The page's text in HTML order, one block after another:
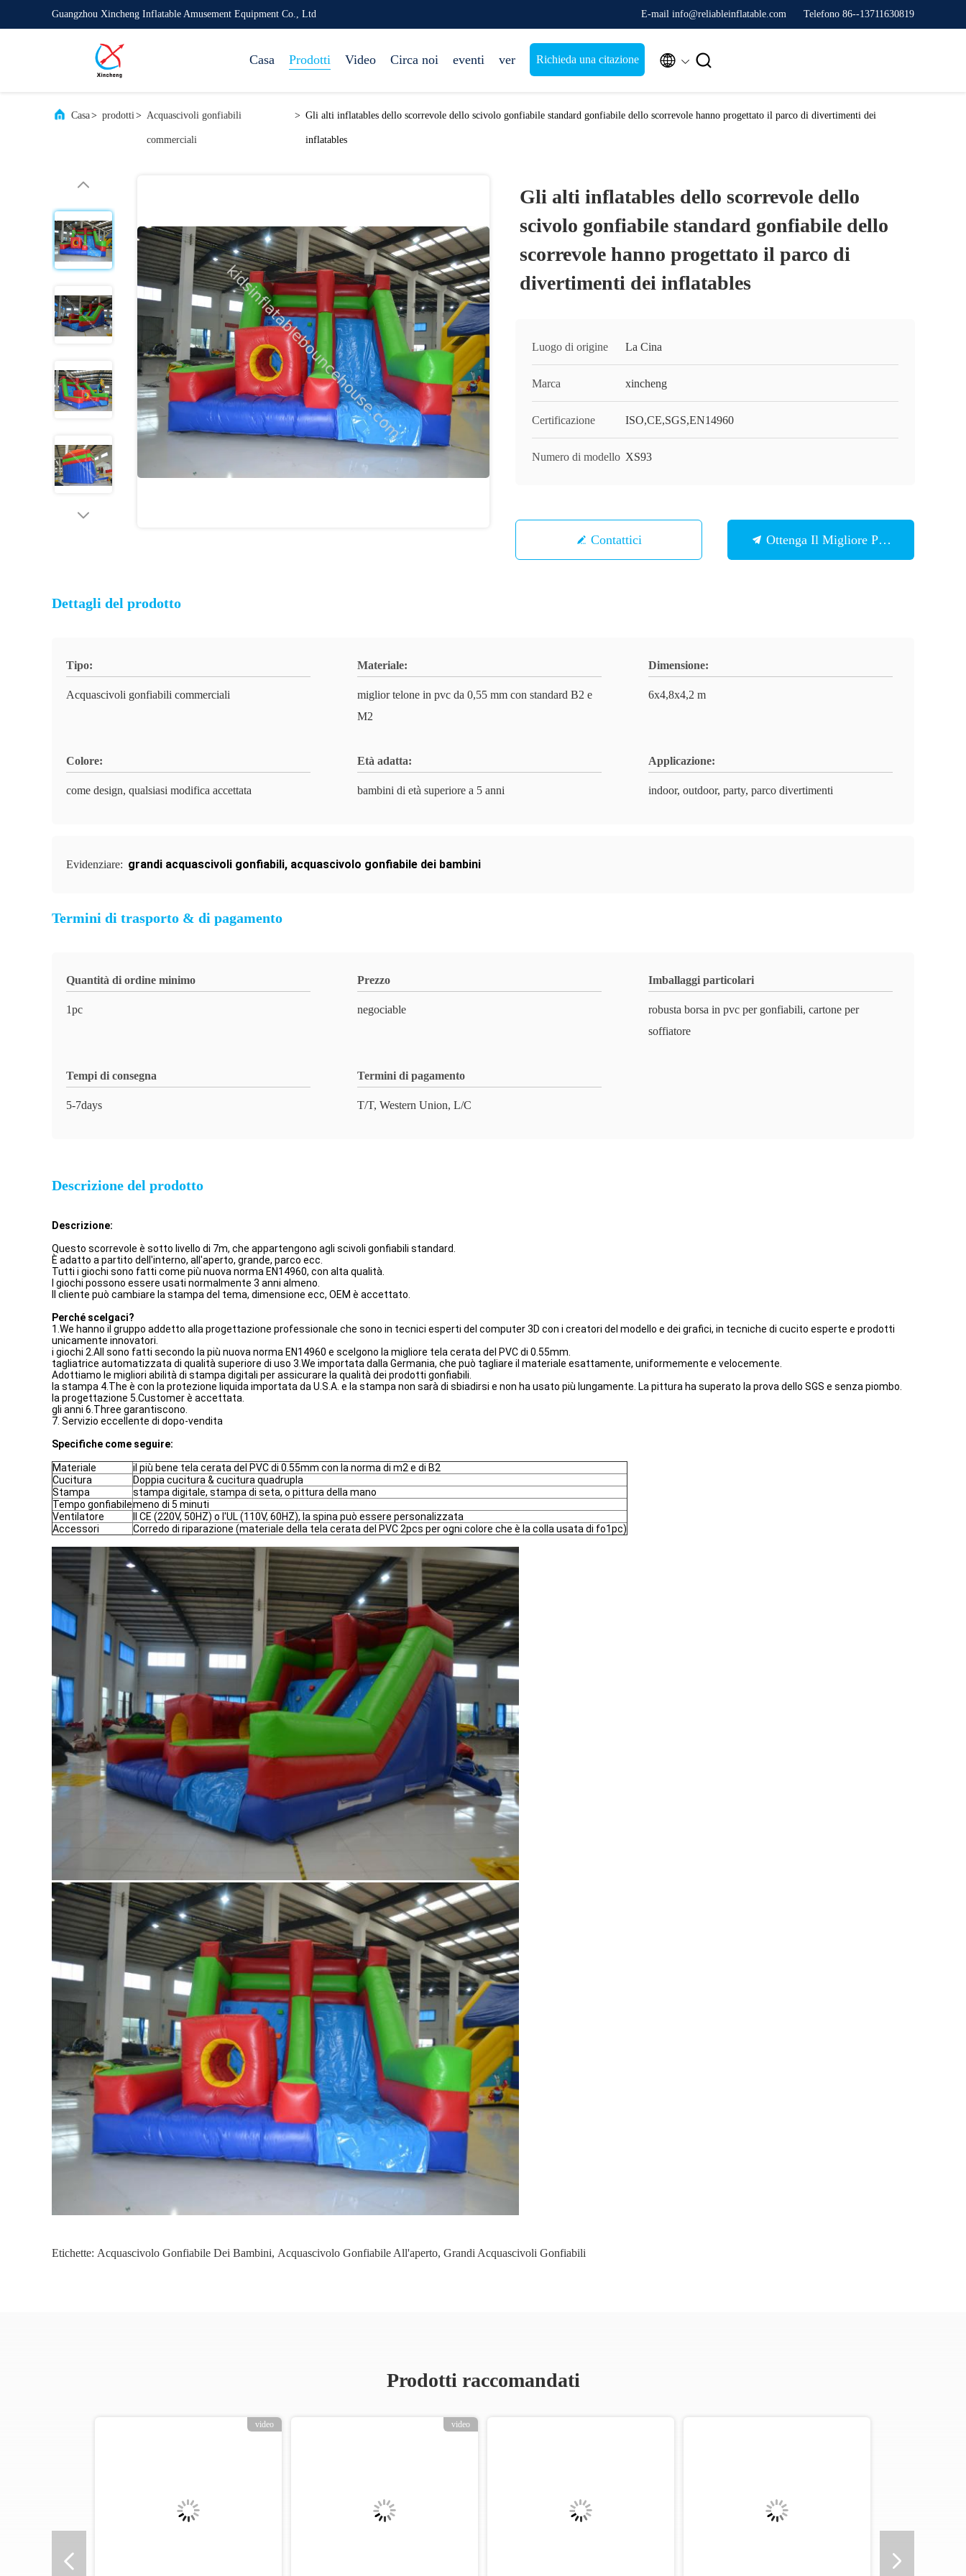
Guangzhou Xincheng Inflatable Amusement Equipment Co., Ltd E-mail info@reliableinflatable.com Telefono 86--13711630819
Casa Prodotti Video Circa noi eventi ver Richieda una citazione  
Casa> prodotti> Acquascivoli gonfiabili
commerciali
> Gli alti inflatables dello scorrevole dello scivolo gonfiabile standard gonfiabile dello scorrevole hanno progettato il parco di divertimenti dei
inflatables
Gli alti inflatables dello scorrevole dello
scivolo gonfiabile standard gonfiabile dello
scorrevole hanno progettato il parco di
divertimenti dei inflatables
Luogo di origine La Cina
Marca xincheng
Certificazione ISO,CE,SGS,EN14960
Numero di modello XS93
Contattici Ottenga Il Migliore Prezzo
Dettagli del prodotto
Tipo:
Acquascivoli gonfiabili commerciali
Materiale:
miglior telone in pvc da 0,55 mm con standard B2 e
M2
Dimensione:
6x4,8x4,2 m
Colore:
come design, qualsiasi modifica accettata
Età adatta:
bambini di età superiore a 5 anni
Applicazione:
indoor, outdoor, party, parco divertimenti
Evidenziare: grandi acquascivoli gonfiabili, acquascivolo gonfiabile dei bambini
Termini di trasporto & di pagamento
Quantità di ordine minimo
1pc
Prezzo
negociable
Imballaggi particolari
robusta borsa in pvc per gonfiabili, cartone per
soffiatore
Tempi di consegna
5-7days
Termini di pagamento
T/T, Western Union, L/C
Descrizione del prodotto
Descrizione:
Questo scorrevole è sotto livello di 7m, che appartengono agli scivoli gonfiabili standard.
È adatto a partito dell'interno, all'aperto, grande, parco ecc.
Tutti i giochi sono fatti come più nuova norma EN14960, con alta qualità.
I giochi possono essere usati normalmente 3 anni almeno.
Il cliente può cambiare la stampa del tema, dimensione ecc, OEM è accettato.
Perché scelgaci?
1.We hanno il gruppo addetto alla progettazione professionale che sono in tecnici esperti del computer 3D con i creatori del modello e dei grafici, in tecniche di cucito esperte e prodotti
unicamente innovatori.
i giochi 2.All sono fatti secondo la più nuova norma EN14960 e scelgono la migliore tela cerata del PVC di 0.55mm.
tagliatrice automatizzata di qualità superiore di uso 3.We importata dalla Germania, che può tagliare il materiale esattamente, uniformemente e velocemente.
Adottiamo le migliori abilità di stampa digitali per assicurare la qualità dei prodotti gonfiabili.
la stampa 4.The è con la protezione liquida importata da U.S.A. e la stampa non sarà di sbiadirsi e non ha usato più lungamente. La pittura ha superato la prova dello SGS e senza piombo.
la progettazione 5.Customer è accettata.
gli anni 6.Three garantiscono.
7. Servizio eccellente di dopo-vendita
Specifiche come seguire:
Materiale
il più bene tela cerata del PVC di 0.55mm con la norma di m2 e di B2
Cucitura
Doppia cucitura & cucitura quadrupla
Stampa
stampa digitale, stampa di seta, o pittura della mano
Tempo gonfiabilemeno di 5 minuti
Ventilatore
Il CE (220V, 50HZ) o l'UL (110V, 60HZ), la spina può essere personalizzata
Accessori
Corredo di riparazione (materiale della tela cerata del PVC 2pcs per ogni colore che è la colla usata di fo1pc)
Etichette: Acquascivolo Gonfiabile Dei Bambini, Acquascivolo Gonfiabile All'aperto, Grandi Acquascivoli Gonfiabili
Prodotti raccomandati